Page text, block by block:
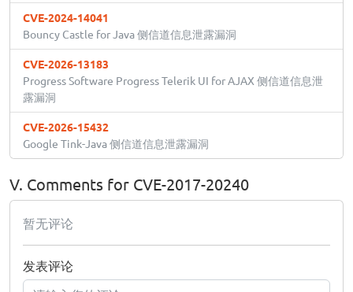
CVE-2024-14041
Bouncy Castle for Java 侧信道信息泄露漏洞
CVE-2026-13183
Progress Software Progress Telerik UI for AJAX 侧信道信息泄
露漏洞
CVE-2026-15432
Google Tink-Java 侧信道信息泄露漏洞
V. Comments for CVE-2017-20240
暂无评论
发表评论